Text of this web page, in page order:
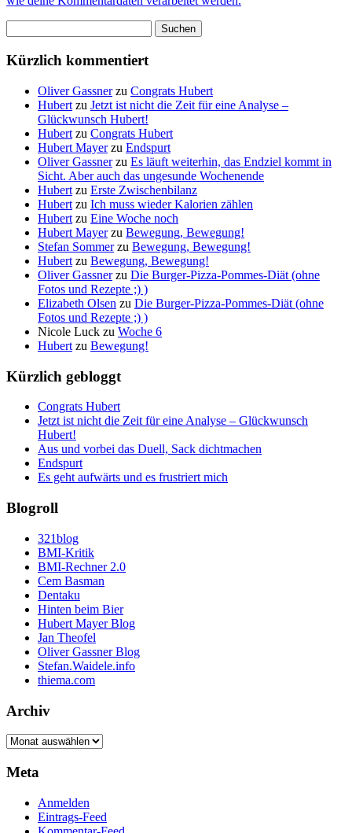
nach:
Kürzlich kommentiert
Oliver Gassnerzu Congrats Hubert
Hubert zu Jetzt ist nicht die Zeit für eine Analyse –
Glückwunsch Hubert!
Hubert zu Congrats Hubert
Hubert Mayerzu Endspurt
Oliver Gassnerzu Es läuft weiterhin, das Endziel kommt in
Sicht. Aber auch das ungesunde Wochenende
Hubert zu Erste Zwischenbilanz
Hubert zu Ich muss wieder Kalorien zählen
Hubert zu Eine Woche noch
Hubert Mayerzu Bewegung, Bewegung!
Stefan Sommerzu Bewegung, Bewegung!
Hubert zu Bewegung, Bewegung!
Oliver Gassnerzu Die Burger-Pizza-Pommes-Diät (ohne
Fotos und Rezepte ;) )
Elizabeth Olsen zu Die Burger-Pizza-Pommes-Diät (ohne
Fotos und Rezepte ;) )
Nicole Luck zu Woche 6
Hubert zu Bewegung!
Kürzlich gebloggt
Congrats Hubert
Jetzt ist nicht die Zeit für eine Analyse – Glückwunsch
Hubert!
Aus und vorbei das Duell, Sack dichtmachen
Endspurt
Es geht aufwärts und es frustriert mich
Blogroll
321blog
BMI-Kritik
BMI-Rechner 2.0
Cem Basman
Dentaku
Hinten beim Bier
Hubert Mayer Blog
Jan Theofel
Oliver Gassner Blog
Stefan.Waidele.info
thiema.com
Archiv
Archiv
Meta
Anmelden
Eintrags-Feed